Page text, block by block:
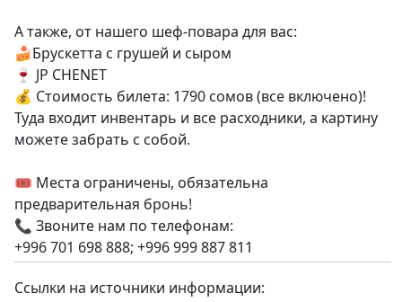
А также, от нашего шеф-повара для вас:
🍰Брускетта с грушей и сыром
🍷 JP CHENET
💰 Стоимость билета: 1790 сомов (все включено)!
Туда входит инвентарь и все расходники, а картину
можете забрать с собой.
🎟️ Места ограничены, обязательна
предварительная бронь!
📞 Звоните нам по телефонам:
+996 701 698 888; +996 999 887 811
Ссылки на источники информации: